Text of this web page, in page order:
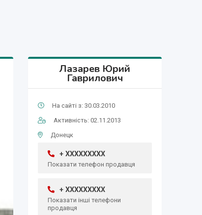
Лазарев Юрий
Гаврилович
На сайті з: 30.03.2010
Активність: 02.11.2013
Донецк
+ XXXXXXXXX
Показати телефон продавця
+ XXXXXXXXX
Показати інші телефони
продавця